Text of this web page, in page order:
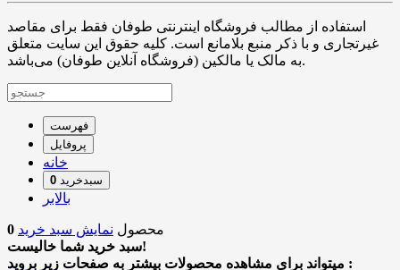
استفاده از مطالب فروشگاه اینترنتی طوفان فقط برای مقاصد
غیرتجاری و با ذکر منبع بلامانع است. کلیه حقوق این سایت متعلق
به مالک یا مالکین (فروشگاه آنلاین طوفان) می‌باشد.
فهرست
پروفایل
خانه
0 سبدخرید
بالابر
0 محصول نمایش سبد خرید
سبد خرید شما خالیست!
میتواند برای مشاهده محصولات بیشتر به صفحات زیر بروید :